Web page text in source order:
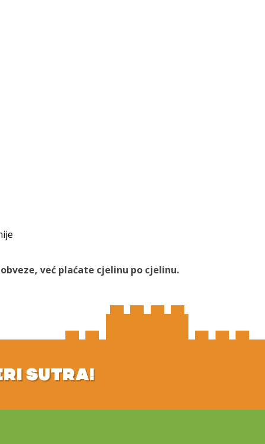
već plaćate cjelinu po cjelinu.
SUTRA!